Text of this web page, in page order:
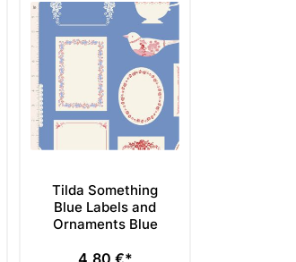
Tilda Something
Blue Labels and
Ornaments Blue
Preis
4,80 €*